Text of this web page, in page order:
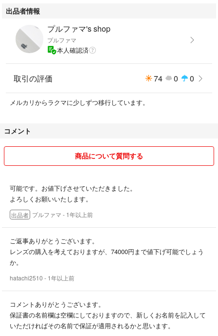
出品者情報
プルファマ's shop
プルファマ
本人確認済
取引の評価 74 0 0
メルカリからラクマに少しずつ移行しています。
コメント
商品について質問する
可能です。お値下げさせていただきました。
よろしくお願いいたします。
出品者 プルファマ - 1年以上前
ご返事ありがとうございます。
レンズの購入を考えておりますが、74000円まで値下げ可能でしょう
か。
hatachi2510 - 1年以上前
コメントありがとうございます。
保証書の名前欄は空欄にしておりますので、新しくお名前を記入して
いただければその名前で保証が適用されるかと思います。